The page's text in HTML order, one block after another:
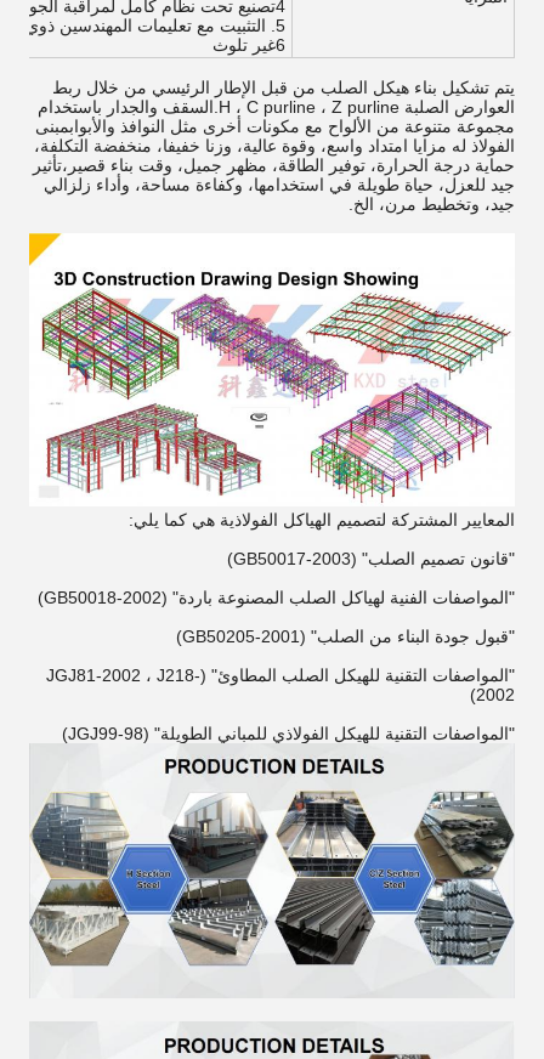
4تصنيع تحت نظام كامل لمراقبة الجودة --- ISO9001
5. التثبيت مع تعليمات المهندسين ذوي الخبرة
6غير تلوث
يتم تشكيل بناء هيكل الصلب من قبل الإطار الرئيسي من خلال ربط
العوارض الصلبة H ، C purline ، Z purline.السقف والجدار باستخدام
مجموعة متنوعة من الألواح مع مكونات أخرى مثل النوافذ والأبوابمبنى
الفولاذ له مزايا امتداد واسع، وقوة عالية، وزنا خفيفا، منخفضة التكلفة،
حماية درجة الحرارة، توفير الطاقة، مظهر جميل، وقت بناء قصير،تأثير
جيد للعزل، حياة طويلة في استخدامها، وكفاءة مساحة، وأداء زلزالي
جيد، وتخطيط مرن، الخ.
المعايير المشتركة لتصميم الهياكل الفولاذية هي كما يلي:
"قانون تصميم الصلب" (GB50017-2003)
"المواصفات الفنية لهياكل الصلب المصنوعة باردة" (GB50018-2002)
"قبول جودة البناء من الصلب" (GB50205-2001)
"المواصفات التقنية للهيكل الصلب المطاوئ" (JGJ81-2002 ، J218-
2002)
"المواصفات التقنية للهيكل الفولاذي للمباني الطويلة" (JGJ99-98)